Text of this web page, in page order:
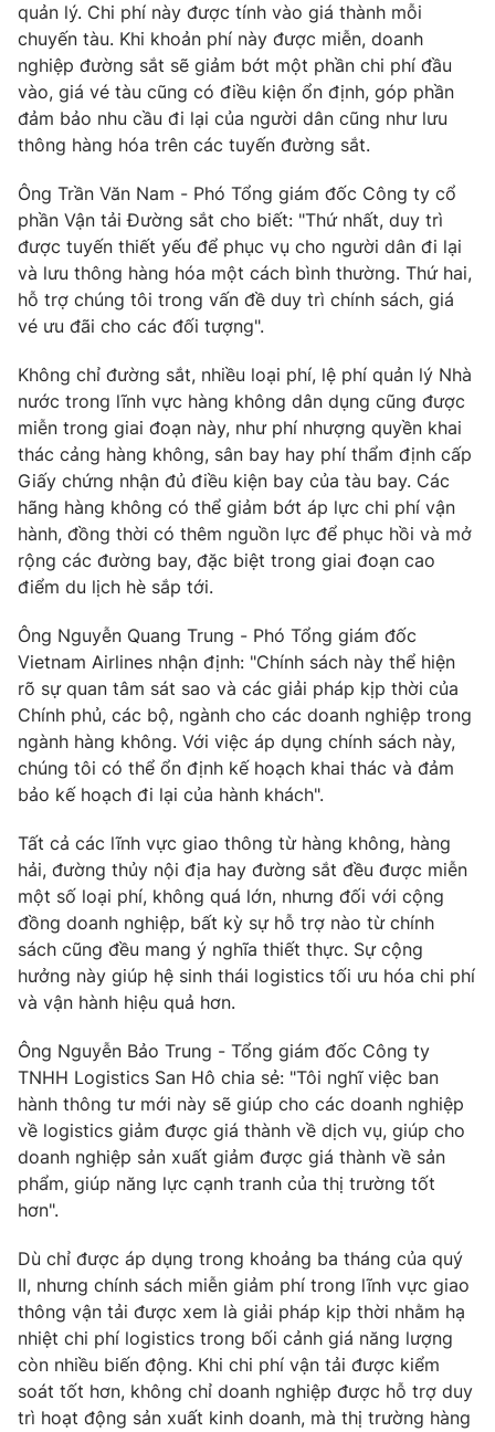
quản lý. Chi phí này được tính vào giá thành mỗi
chuyến tàu. Khi khoản phí này được miễn, doanh
nghiệp đường sắt sẽ giảm bớt một phần chi phí đầu
vào, giá vé tàu cũng có điều kiện ổn định, góp phần
đảm bảo nhu cầu đi lại của người dân cũng như lưu
thông hàng hóa trên các tuyến đường sắt.
Ông Trần Văn Nam - Phó Tổng giám đốc Công ty cổ
phần Vận tải Đường sắt cho biết: "Thứ nhất, duy trì
được tuyến thiết yếu để phục vụ cho người dân đi lại
và lưu thông hàng hóa một cách bình thường. Thứ hai,
hỗ trợ chúng tôi trong vấn đề duy trì chính sách, giá
vé ưu đãi cho các đối tượng".
Không chỉ đường sắt, nhiều loại phí, lệ phí quản lý Nhà
nước trong lĩnh vực hàng không dân dụng cũng được
miễn trong giai đoạn này, như phí nhượng quyền khai
thác cảng hàng không, sân bay hay phí thẩm định cấp
Giấy chứng nhận đủ điều kiện bay của tàu bay. Các
hãng hàng không có thể giảm bớt áp lực chi phí vận
hành, đồng thời có thêm nguồn lực để phục hồi và mở
rộng các đường bay, đặc biệt trong giai đoạn cao
điểm du lịch hè sắp tới.
Ông Nguyễn Quang Trung - Phó Tổng giám đốc
Vietnam Airlines nhận định: "Chính sách này thể hiện
rõ sự quan tâm sát sao và các giải pháp kịp thời của
Chính phủ, các bộ, ngành cho các doanh nghiệp trong
ngành hàng không. Với việc áp dụng chính sách này,
chúng tôi có thể ổn định kế hoạch khai thác và đảm
bảo kế hoạch đi lại của hành khách".
Tất cả các lĩnh vực giao thông từ hàng không, hàng
hải, đường thủy nội địa hay đường sắt đều được miễn
một số loại phí, không quá lớn, nhưng đối với cộng
đồng doanh nghiệp, bất kỳ sự hỗ trợ nào từ chính
sách cũng đều mang ý nghĩa thiết thực. Sự cộng
hưởng này giúp hệ sinh thái logistics tối ưu hóa chi phí
và vận hành hiệu quả hơn.
Ông Nguyễn Bảo Trung - Tổng giám đốc Công ty
TNHH Logistics San Hô chia sẻ: "Tôi nghĩ việc ban
hành thông tư mới này sẽ giúp cho các doanh nghiệp
về logistics giảm được giá thành về dịch vụ, giúp cho
doanh nghiệp sản xuất giảm được giá thành về sản
phẩm, giúp năng lực cạnh tranh của thị trường tốt
hơn".
Dù chỉ được áp dụng trong khoảng ba tháng của quý
II, nhưng chính sách miễn giảm phí trong lĩnh vực giao
thông vận tải được xem là giải pháp kịp thời nhằm hạ
nhiệt chi phí logistics trong bối cảnh giá năng lượng
còn nhiều biến động. Khi chi phí vận tải được kiểm
soát tốt hơn, không chỉ doanh nghiệp được hỗ trợ duy
trì hoạt động sản xuất kinh doanh, mà thị trường hàng